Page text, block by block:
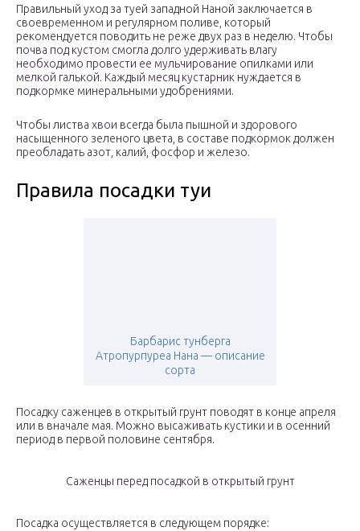
Правильный уход за туей западной Наной заключается в
своевременном и регулярном поливе, который
рекомендуется поводить не реже двух раз в неделю. Чтобы
почва под кустом смогла долго удерживать влагу
необходимо провести ее мульчирование опилками или
мелкой галькой. Каждый месяц кустарник нуждается в
подкормке минеральными удобрениями.
Чтобы листва хвои всегда была пышной и здорового
насыщенного зеленого цвета, в составе подкормок должен
преобладать азот, калий, фосфор и железо.
Правила посадки туи
Барбарис тунберга
Атропурпуреа Нана — описание
сорта
Посадку саженцев в открытый грунт поводят в конце апреля
или в вначале мая. Можно высаживать кустики и в осенний
период в первой половине сентября.
Саженцы перед посадкой в открытый грунт
Посадка осуществляется в следующем порядке: